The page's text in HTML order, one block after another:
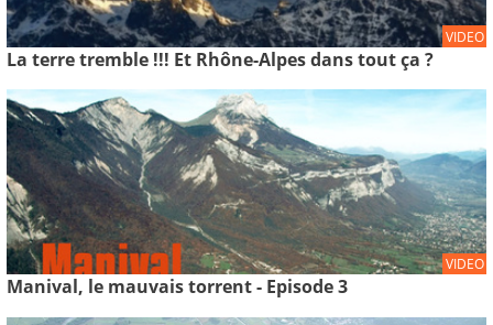
VIDEO
La terre tremble !!! Et Rhône-Alpes dans tout ça ?
VIDEO
Manival, le mauvais torrent - Episode 3